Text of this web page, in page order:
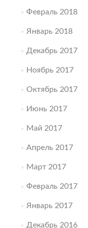
Февраль 2018
Январь 2018
Декабрь 2017
Ноябрь 2017
Октябрь 2017
Июнь 2017
Май 2017
Апрель 2017
Март 2017
Февраль 2017
Январь 2017
Декабрь 2016